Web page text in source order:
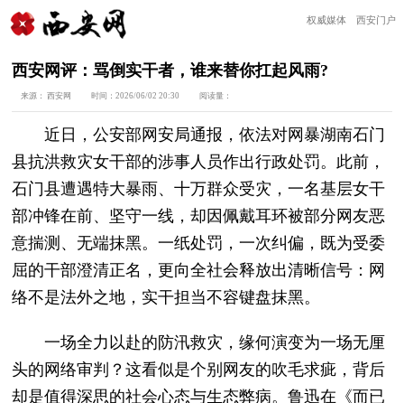
权威媒体 西安门户
西安网评：骂倒实干者，谁来替你扛起风雨?
来源： 西安网 时间：2026/06/02 20:30 阅读量：
近日，公安部网安局通报，依法对网暴湖南石门
县抗洪救灾女干部的涉事人员作出行政处罚。此前，
石门县遭遇特大暴雨、十万群众受灾，一名基层女干
部冲锋在前、坚守一线，却因佩戴耳环被部分网友恶
意揣测、无端抹黑。一纸处罚，一次纠偏，既为受委
屈的干部澄清正名，更向全社会释放出清晰信号：网
络不是法外之地，实干担当不容键盘抹黑。
一场全力以赴的防汛救灾，缘何演变为一场无厘
头的网络审判？这看似是个别网友的吹毛求疵，背后
却是值得深思的社会心态与生态弊病。鲁迅在《而已